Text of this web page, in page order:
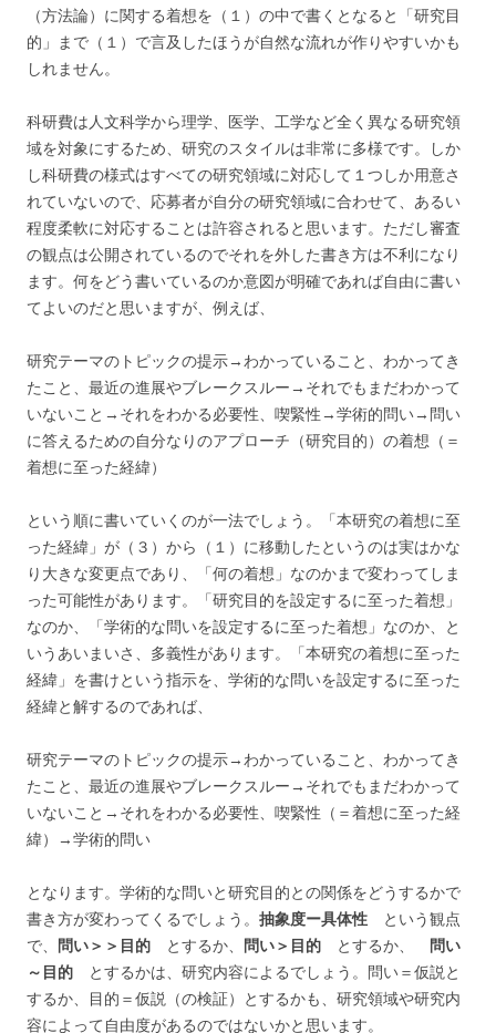
（方法論）に関する着想を（１）の中で書くとなると「研究目
的」まで（１）で言及したほうが自然な流れが作りやすいかも
しれません。
科研費は人文科学から理学、医学、工学など全く異なる研究領
域を対象にするため、研究のスタイルは非常に多様です。しか
し科研費の様式はすべての研究領域に対応して１つしか用意さ
れていないので、応募者が自分の研究領域に合わせて、あるい
程度柔軟に対応することは許容されると思います。ただし審査
の観点は公開されているのでそれを外した書き方は不利になり
ます。何をどう書いているのか意図が明確であれば自由に書い
てよいのだと思いますが、例えば、
研究テーマのトピックの提示→わかっていること、わかってき
たこと、最近の進展やブレークスルー→それでもまだわかって
いないこと→それをわかる必要性、喫緊性→学術的問い→問い
に答えるための自分なりのアプローチ（研究目的）の着想（＝
着想に至った経緯）
という順に書いていくのが一法でしょう。「本研究の着想に至
った経緯」が（３）から（１）に移動したというのは実はかな
り大きな変更点であり、「何の着想」なのかまで変わってしま
った可能性があります。「研究目的を設定するに至った着想」
なのか、「学術的な問いを設定するに至った着想」なのか、と
いうあいまいさ、多義性があります。「本研究の着想に至った
経緯」を書けという指示を、学術的な問いを設定するに至った
経緯と解するのであれば、
研究テーマのトピックの提示→わかっていること、わかってき
たこと、最近の進展やブレークスルー→それでもまだわかって
いないこと→それをわかる必要性、喫緊性（＝着想に至った経
緯）→学術的問い
となります。学術的な問いと研究目的との関係をどうするかで
書き方が変わってくるでしょう。 抽象度ー具体性 という観点
で、 問い＞＞目的 とするか、 問い＞目的 とするか、 問い
～目的 とするかは、研究内容によるでしょう。問い＝仮説と
するか、目的＝仮説（の検証）とするかも、研究領域や研究内
容によって自由度があるのではないかと思います。